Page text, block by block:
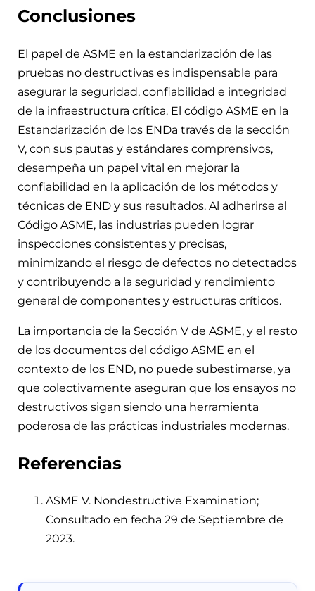
Conclusiones
El papel de ASME en la estandarización de las
pruebas no destructivas es indispensable para
asegurar la seguridad, confiabilidad e integridad
de la infraestructura crítica. El código ASME en la
Estandarización de los ENDa través de la sección
V, con sus pautas y estándares comprensivos,
desempeña un papel vital en mejorar la
confiabilidad en la aplicación de los métodos y
técnicas de END y sus resultados. Al adherirse al
Código ASME, las industrias pueden lograr
inspecciones consistentes y precisas,
minimizando el riesgo de defectos no detectados
y contribuyendo a la seguridad y rendimiento
general de componentes y estructuras críticos.
La importancia de la Sección V de ASME, y el resto
de los documentos del código ASME en el
contexto de los END, no puede subestimarse, ya
que colectivamente aseguran que los ensayos no
destructivos sigan siendo una herramienta
poderosa de las prácticas industriales modernas.
Referencias
ASME V. Nondestructive Examination;
Consultado en fecha 29 de Septiembre de
2023.